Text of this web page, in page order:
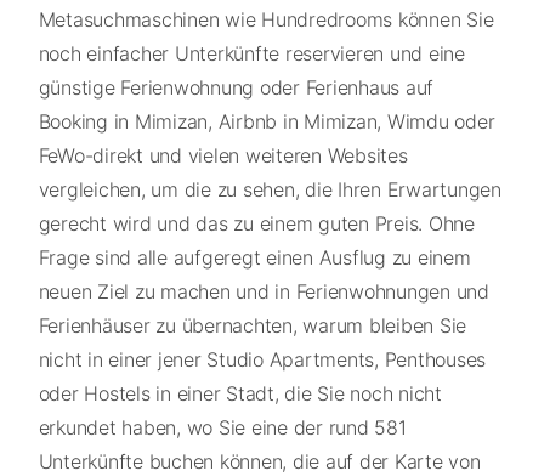
Metasuchmaschinen wie Hundredrooms können Sie
noch einfacher Unterkünfte reservieren und eine
günstige Ferienwohnung oder Ferienhaus auf
Booking in Mimizan, Airbnb in Mimizan, Wimdu oder
FeWo-direkt und vielen weiteren Websites
vergleichen, um die zu sehen, die Ihren Erwartungen
gerecht wird und das zu einem guten Preis. Ohne
Frage sind alle aufgeregt einen Ausflug zu einem
neuen Ziel zu machen und in Ferienwohnungen und
Ferienhäuser zu übernachten, warum bleiben Sie
nicht in einer jener Studio Apartments, Penthouses
oder Hostels in einer Stadt, die Sie noch nicht
erkundet haben, wo Sie eine der rund 581
Unterkünfte buchen können, die auf der Karte von